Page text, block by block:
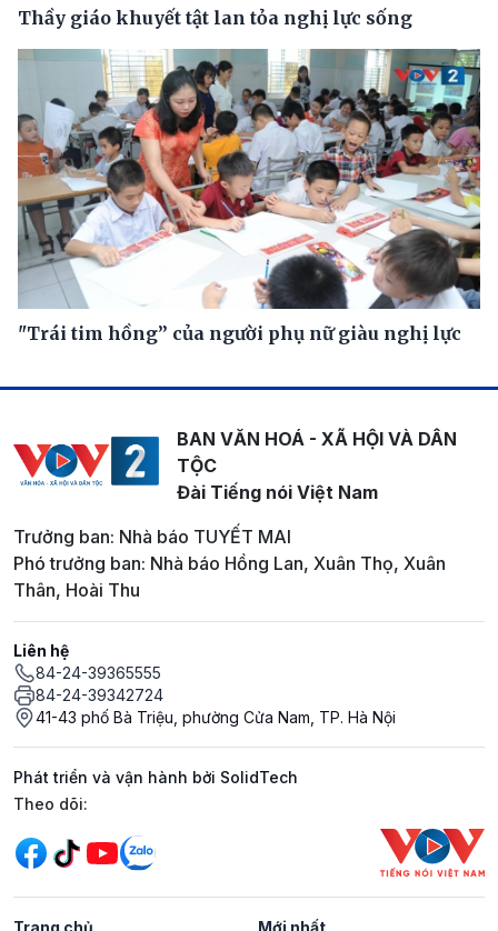
Thầy giáo khuyết tật lan tỏa nghị lực sống
"Trái tim hồng” của người phụ nữ giàu nghị lực
BAN VĂN HOÁ - XÃ HỘI VÀ DÂN
TỘC
Đài Tiếng nói Việt Nam
Trưởng ban: Nhà báo TUYẾT MAI
Phó trưởng ban: Nhà báo Hồng Lan, Xuân Thọ, Xuân
Thân, Hoài Thu
Liên hệ
84-24-39365555
84-24-39342724
41-43 phố Bà Triệu, phường Cửa Nam, TP. Hà Nội
Phát triển và vận hành bởi SolidTech
Mạng xã hội
Theo dõi:
Trang chủ Mới nhất